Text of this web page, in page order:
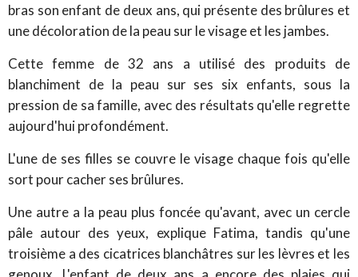
bras son enfant de deux ans, qui présente des brûlures et
une décoloration de la peau sur le visage et les jambes.
Cette femme de 32 ans a utilisé des produits de
blanchiment de la peau sur ses six enfants, sous la
pression de sa famille, avec des résultats qu'elle regrette
aujourd'hui profondément.
L'une de ses filles se couvre le visage chaque fois qu'elle
sort pour cacher ses brûlures.
Une autre a la peau plus foncée qu'avant, avec un cercle
pâle autour des yeux, explique Fatima, tandis qu'une
troisième a des cicatrices blanchâtres sur les lèvres et les